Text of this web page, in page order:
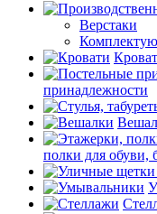
Верстаки
принадлежности
полки для обуви,